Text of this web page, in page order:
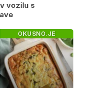
vozilu s
OKUSNO.JE